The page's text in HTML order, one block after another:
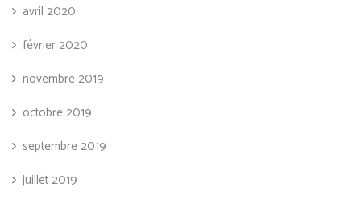
avril 2020
février 2020
novembre 2019
octobre 2019
septembre 2019
juillet 2019